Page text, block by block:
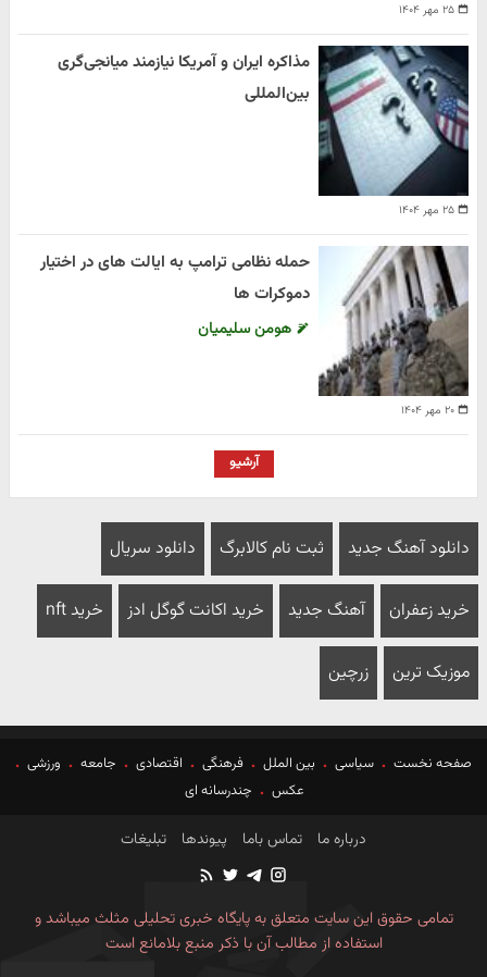
۲۵ مهر ۱۴۰۴
۲۵ مهر ۱۴۰۴
مذاکره ایران و آمریکا نیازمند میانجی‌گری
بین‌المللی
۲۰ مهر ۱۴۰۴
حمله نظامی ترامپ به ایالت های در اختیار
دموکرات ها
هومن سلیمیان
آرشیو
دانلود آهنگ جدید ثبت نام کالابرگ دانلود سریال
خرید زعفران آهنگ جدید خرید اکانت گوگل ادز خرید nft
موزیک ترین زرچین
صفحه نخست سیاسی بین الملل فرهنگی اقتصادی جامعه
ورزشی
عکس
چندرسانه ای
درباره ما تماس باما پیوندها تبلیغات
تمامی حقوق این سایت متعلق به پایگاه خبری تحلیلی مثلث میباشد و
استفاده از مطالب آن با ذکر منبع بلامانع است